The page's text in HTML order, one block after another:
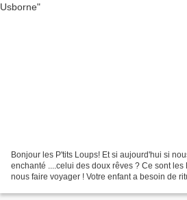
Bonjour les P'tits Loups! Et si aujourd'hui si
enchanté ....celui des doux rêves ? Ce sont
nous faire voyager ! Votre enfant a besoin de